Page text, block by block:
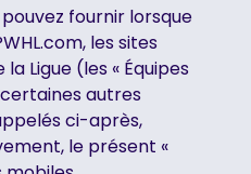
fournir lorsque
les sites
Ligue (les « Équipes
autres
ci-après,
le présent «